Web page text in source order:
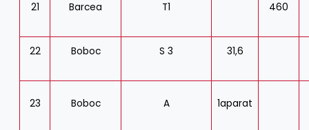
21 Barcea T1 460
22 Boboc S 3 31,6
23 Boboc A 1aparat